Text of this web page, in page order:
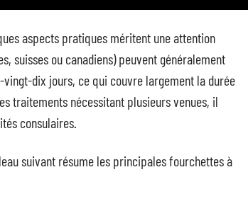
aspects pratiques méritent une attention
suisses ou canadiens) peuvent généralement
dix jours, ce qui couvre largement la durée
traitements nécessitant plusieurs venues, il
consulaires.
suivant résume les principales fourchettes à